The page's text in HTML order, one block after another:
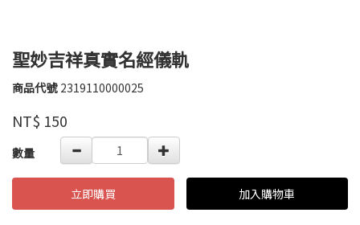
聖妙吉祥真實名經儀軌
商品代號 2319110000025
2319110000025
品牌
大
林
佛
NT$ 150
GOODS000000000000004605281
數量
立即購買 加入購物車